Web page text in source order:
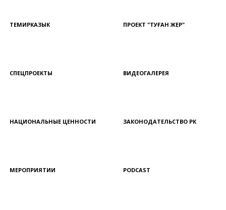
ТЕМИРКАЗЫК ПРОЕКТ "ТУҒАН ЖЕР"
СПЕЦПРОЕКТЫ ВИДЕОГАЛЕРЕЯ
НАЦИОНАЛЬНЫЕ ЦЕННОСТИ ЗАКОНОДАТЕЛЬСТВО РК
МЕРОПРИЯТИИ PODCAST